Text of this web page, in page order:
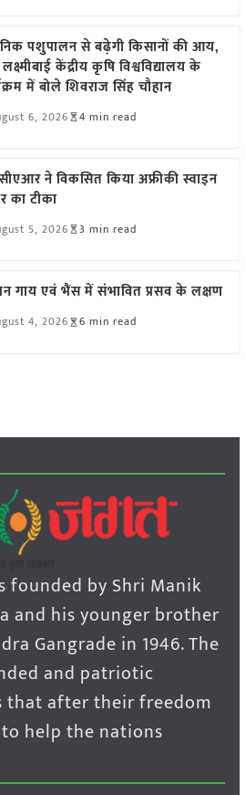
पशुपालन से बढ़ेगी किसानों की आय,
लक्ष्मीबाई केंद्रीय कृषि विश्वविद्यालय के
में बोले शिवराज सिंह चौहान
6, 2026 4 min read
ने विकसित किया अफ्रीकी स्वाइन
का टीका
5, 2026 3 min read
गाय एवं भैंस में संभावित प्रसव के लक्षण
4, 2026 6 min read
founded by Shri Manik
and his younger brother
Gangrade in 1946. The
and patriotic
after their freedom
help the nations